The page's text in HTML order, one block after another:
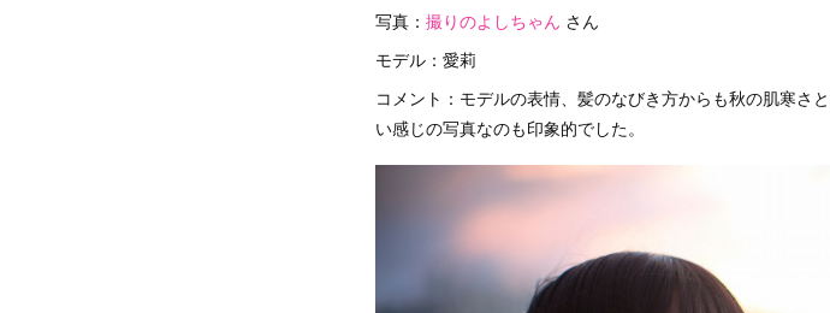
写真： 撮りのよしちゃん さん
モデル：愛莉
コメント：モデルの表情、髪のなびき方からも秋の肌寒さ
い感じの写真なのも印象的でした。